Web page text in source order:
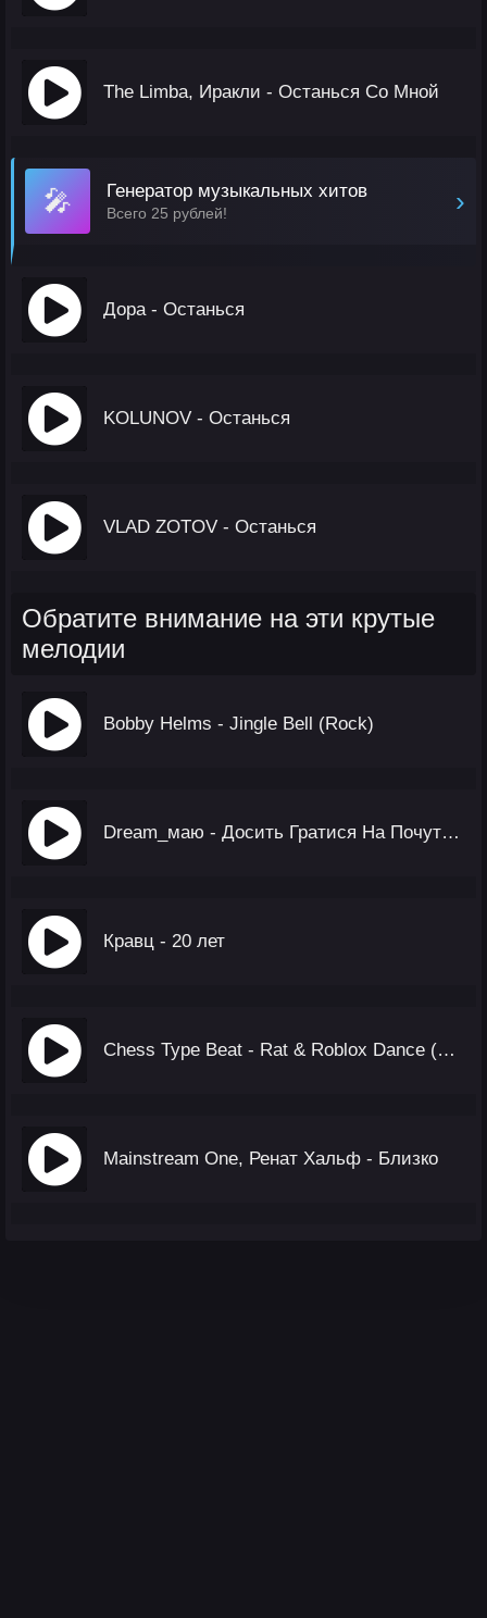
The Limba, Иракли - Останься Со Мной
🎤 Генератор музыкальных хитов
Всего 25 рублей! ›
Дора - Останься
KOLUNOV - Останься
VLAD ZOTOV - Останься
Обратите внимание на эти крутые
мелодии
Bobby Helms - Jingle Bell (Rock)
Dream_маю - Досить Гратися На Почуттях
Кравц - 20 лет
Chess Type Beat - Rat & Roblox Dance (Ringtone)
Mainstream One, Ренат Хальф - Близко